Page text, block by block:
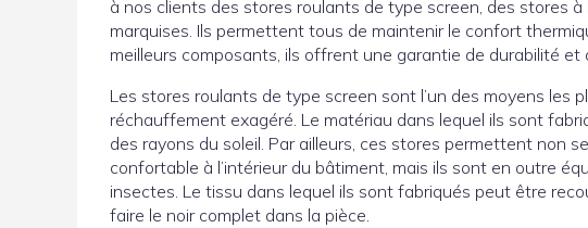
à nos clients des stores roulants de type screen, des stores
marquises. Ils permettent tous de maintenir le confort
meilleurs composants, ils offrent une garantie de durabilité
Les stores roulants de type screen sont l’un des moyens les
réchauffement exagéré. Le matériau dans lequel ils sont
des rayons du soleil. Par ailleurs, ces stores permettent non
confortable à l’intérieur du bâtiment, mais ils sont en outre
insectes. Le tissu dans lequel ils sont fabriqués peut être
faire le noir complet dans la pièce.